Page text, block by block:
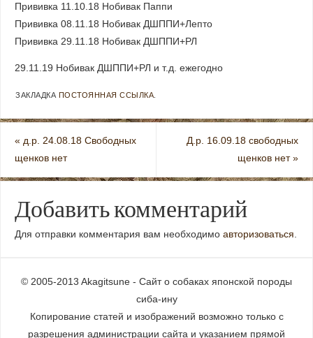
Прививка 11.10.18 Нобивак Паппи
Прививка 08.11.18 Нобивак ДШППИ+Лепто
Прививка 29.11.18 Нобивак ДШППИ+РЛ
29.11.19 Нобивак ДШППИ+РЛ и т.д. ежегодно
ЗАКЛАДКА ПОСТОЯННАЯ ССЫЛКА
« д.р. 24.08.18 Свободных
щенков нет
Д.р. 16.09.18 свободных
щенков нет »
Добавить комментарий
Для отправки комментария вам необходимоавторизоваться.
© 2005-2013 Akagitsune - Сайт о собаках японской породы
сиба-ину
Копирование статей и изображений возможно только с
разрешения администрации сайта и указанием прямой